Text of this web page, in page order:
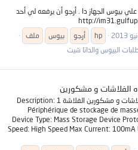
بيوس الجهاز دا . أرجو أن يرفعه لي أحد
hp أرجو بيوس
ملف
البيوس والداتا شيت
الفلاشات و مشكورين
أرجو منكم المساعدة حول هذه الفلاشات و مشكورين الفلاشة 1 Description:
Périphérique de stockage de
Device Type: Mass Storage Device
Speed: High Speed Max Current: 100mA